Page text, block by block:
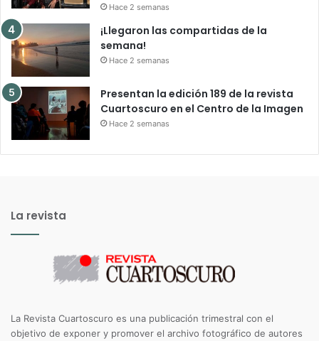
Hace 2 semanas
¡Llegaron las compartidas de la
semana!
Hace 2 semanas
Presentan la edición 189 de la revista
Cuartoscuro en el Centro de la Imagen
Hace 2 semanas
La revista
La Revista Cuartoscuro es una publicación trimestral con el
objetivo de exponer y promover el archivo fotográfico de autores